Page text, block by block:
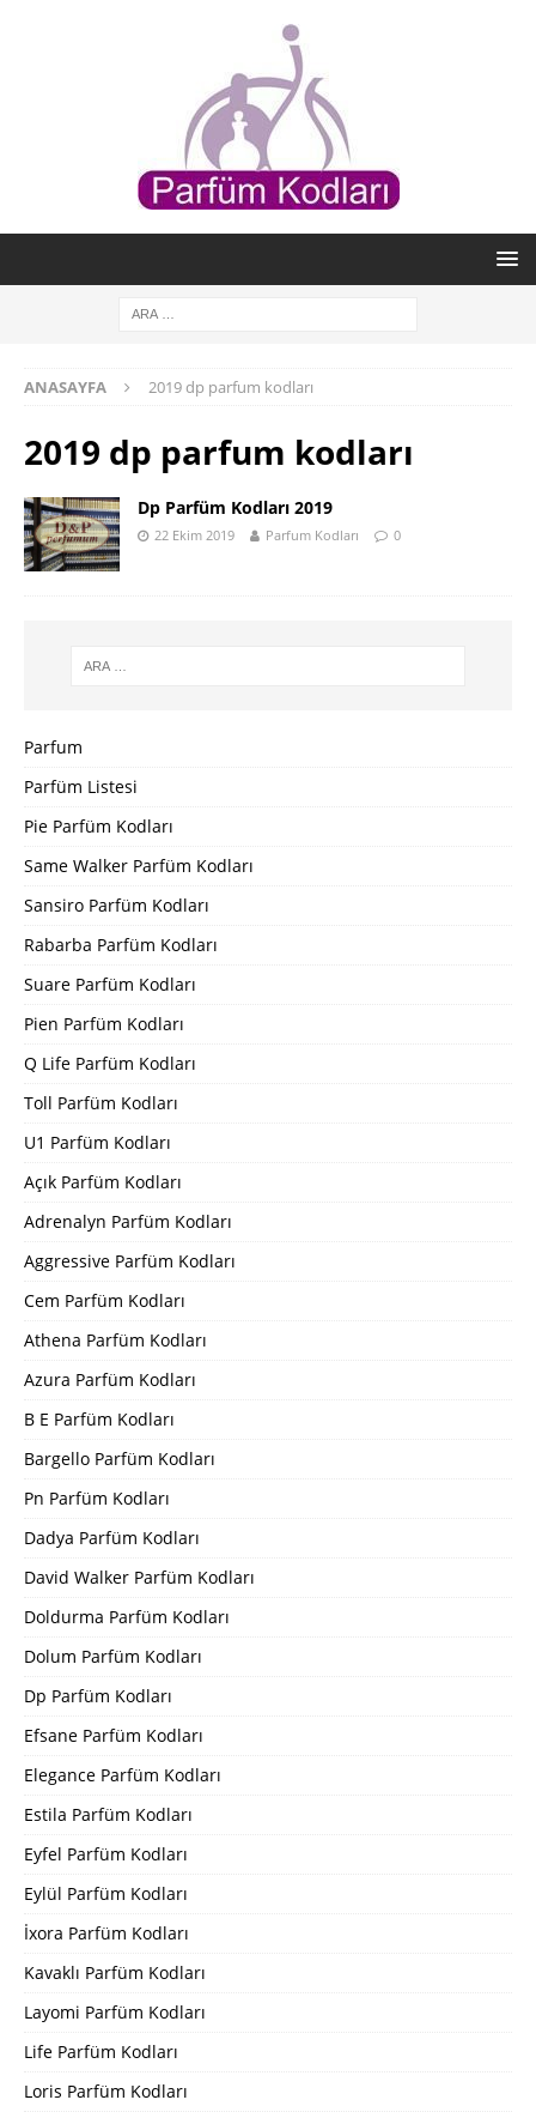
ANASAYFA 2019 dp parfum kodları
2019 dp parfum kodları
Dp Parfüm Kodları 2019
22 Ekim 2019 Parfum Kodları 0
Parfum
Parfüm Listesi
Pie Parfüm Kodları
Same Walker Parfüm Kodları
Sansiro Parfüm Kodları
Rabarba Parfüm Kodları
Suare Parfüm Kodları
Pien Parfüm Kodları
Q Life Parfüm Kodları
Toll Parfüm Kodları
U1 Parfüm Kodları
Açık Parfüm Kodları
Adrenalyn Parfüm Kodları
Aggressive Parfüm Kodları
Cem Parfüm Kodları
Athena Parfüm Kodları
Azura Parfüm Kodları
B E Parfüm Kodları
Bargello Parfüm Kodları
Pn Parfüm Kodları
Dadya Parfüm Kodları
David Walker Parfüm Kodları
Doldurma Parfüm Kodları
Dolum Parfüm Kodları
Dp Parfüm Kodları
Efsane Parfüm Kodları
Elegance Parfüm Kodları
Estila Parfüm Kodları
Eyfel Parfüm Kodları
Eylül Parfüm Kodları
İxora Parfüm Kodları
Kavaklı Parfüm Kodları
Layomi Parfüm Kodları
Life Parfüm Kodları
Loris Parfüm Kodları